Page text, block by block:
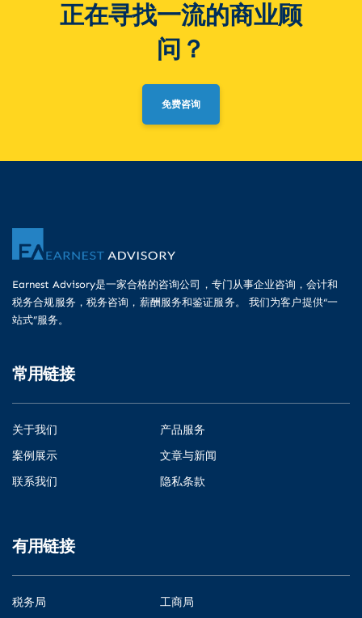
正在寻找一流的商业顾
问？
免费咨询
Earnest Advisory是一家合格的咨询公司，专门从事企业咨询，会计和
税务合规服务，税务咨询，薪酬服务和鉴证服务。 我们为客户提供“一
站式”服务。
常用链接
关于我们
产品服务
案例展示
文章与新闻
联系我们
隐私条款
有用链接
税务局 工商局